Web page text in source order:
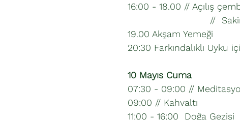
16:00 - 18.00 // Açılış
// Sakin bir
19.00 Akşam Yemeği
20:30 Farkındalıklı Uyku
10 Mayıs Cuma
07:30 - 09:00 //
09:00 // Kahvaltı
11:00 - 16:00 Doğa Gezisi